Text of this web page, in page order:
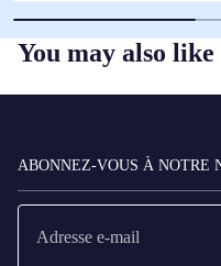
You may also like
ABONNEZ-VOUS À NOTRE
E-
mail